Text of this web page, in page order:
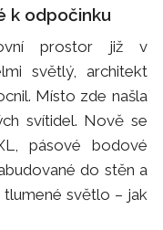
k odpočinku
prostor již v
světlý, architekt
Místo zde našla
svítidel. Nově se
pásové bodové
do stěn a
tlumené světlo – jak